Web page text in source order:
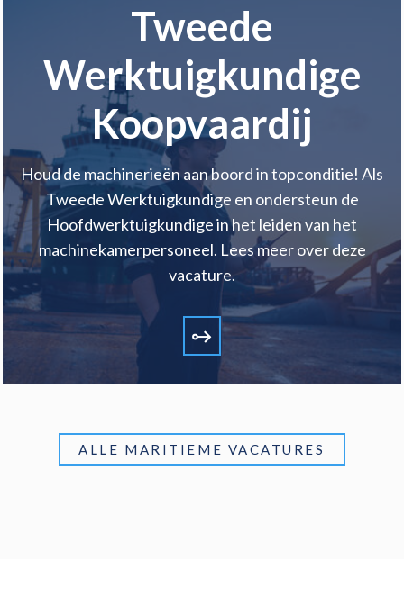
Tweede
Werktuigkundige
Koopvaardij
Houd de machinerieën aan boord in topconditie! Als
Tweede Werktuigkundige en ondersteun de
Hoofdwerktuigkundige in het leiden van het
machinekamerpersoneel. Lees meer over deze
vacature.
ALLE MARITIEME VACATURES